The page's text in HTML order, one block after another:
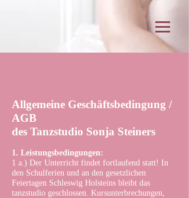
Allgemeine Geschäftsbedingung /
AGB
des Tanzstudio Sonja Steiners
1. Leistungsbedingungen:
1 a.) Der Unterricht findet fortlaufend statt! In
den Schulferien und an den gesetzlichen
Feiertagen Schleswig Holsteins bleibt das
tanzstudio geschlossen. Kursunterbrechungen,